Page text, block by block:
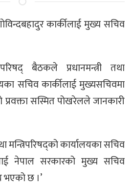
कार्कीलाई मुख्य सचिव
बैठकले प्रधानमन्त्री तथा
सचिव कार्कीलाई मुख्यसचिवमा
प्रवक्ता सस्मित पोखरेलले जानकारी
मन्त्रिपरिषद्को कार्यालयका सचिव
नेपाल सरकारको मुख्य सचिव
भएको छ ।’